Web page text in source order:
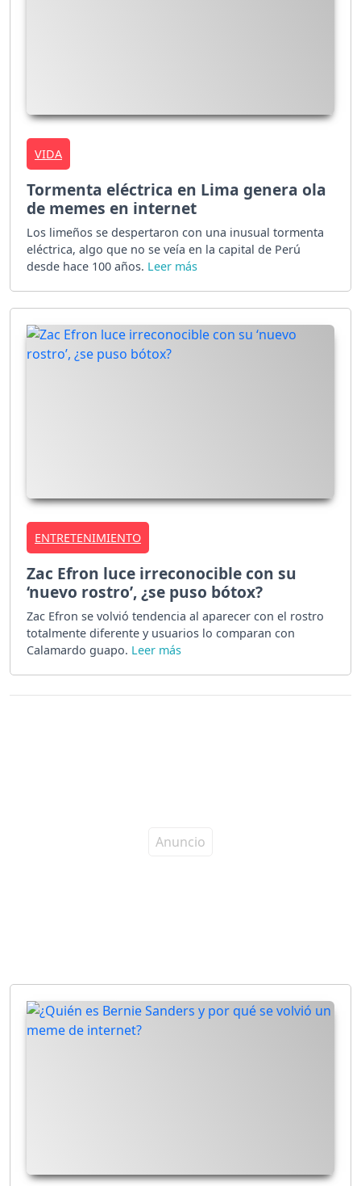
VIDA
Tormenta eléctrica en Lima genera ola
de memes en internet
Los limeños se despertaron con una inusual tormenta
eléctrica, algo que no se veía en la capital de Perú
desde hace 100 años.
ENTRETENIMIENTO
Zac Efron luce irreconocible con su
‘nuevo rostro’, ¿se puso bótox?
Zac Efron se volvió tendencia al aparecer con el rostro
totalmente diferente y usuarios lo comparan con
Calamardo guapo.